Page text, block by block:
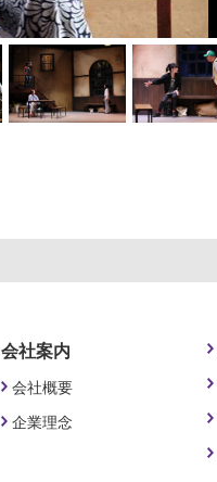
会社案内
会社概要
企業理念